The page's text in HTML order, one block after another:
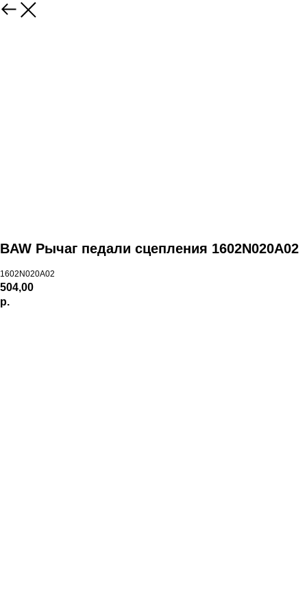
BAW Рычаг педали сцепления 1602N020А02
1602N020А02
504,00
р.